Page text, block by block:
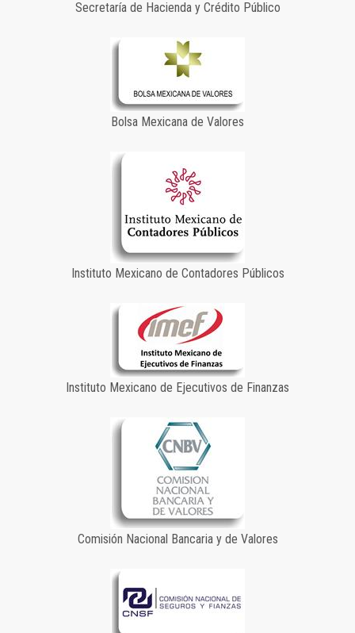
Secretaría de Hacienda y Crédito Público
Bolsa Mexicana de Valores
Instituto Mexicano de Contadores Públicos
Instituto Mexicano de Ejecutivos de Finanzas
Comisión Nacional Bancaria y de Valores